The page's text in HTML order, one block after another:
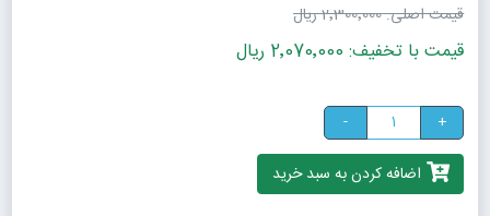
قیمت اصلی:2٬300٬000 ریال
قیمت با تخفیف: 2٬070٬000 ریال
+
-
اضافه کردن به سبد خرید